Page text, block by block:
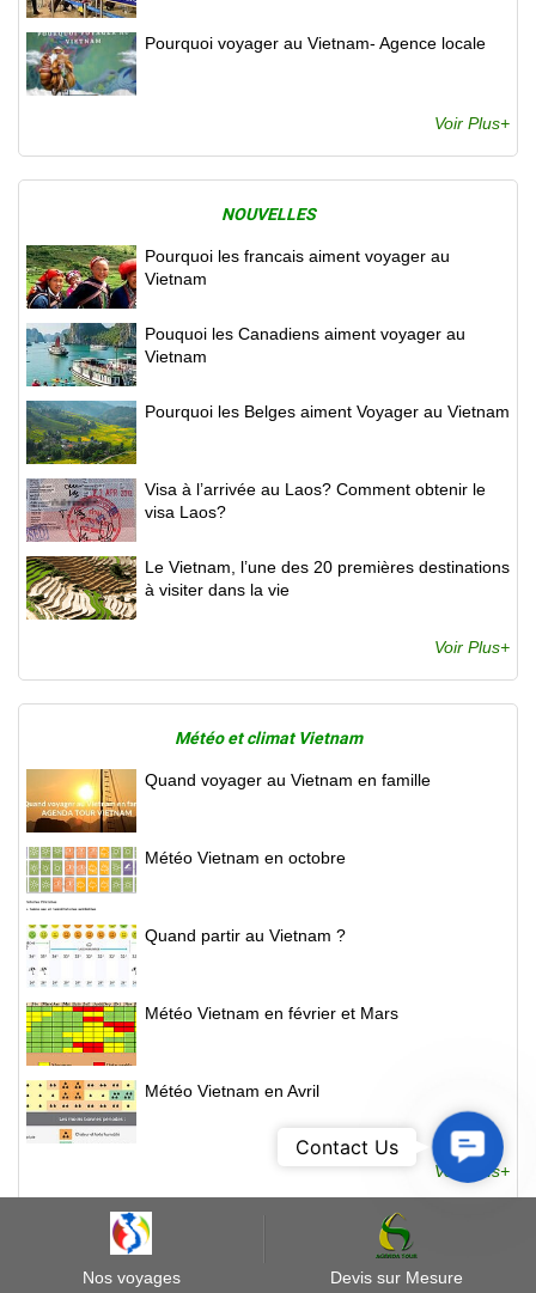
Pourquoi voyager au Vietnam- Agence locale
Voir Plus+
NOUVELLES
Pourquoi les francais aiment voyager au
Vietnam
Pouquoi les Canadiens aiment voyager au
Vietnam
Pourquoi les Belges aiment Voyager au Vietnam
Visa à l’arrivée au Laos? Comment obtenir le
visa Laos?
Le Vietnam, l’une des 20 premières destinations
à visiter dans la vie
Voir Plus+
Météo et climat Vietnam
Quand voyager au Vietnam en famille
Météo Vietnam en octobre
Quand partir au Vietnam ?
Météo Vietnam en février et Mars
Météo Vietnam en Avril
Voir Plus+
Nos voyages Devis sur Mesure
Contact
Contact Us